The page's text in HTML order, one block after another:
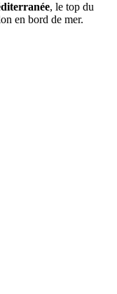
, le top du
en bord de mer.